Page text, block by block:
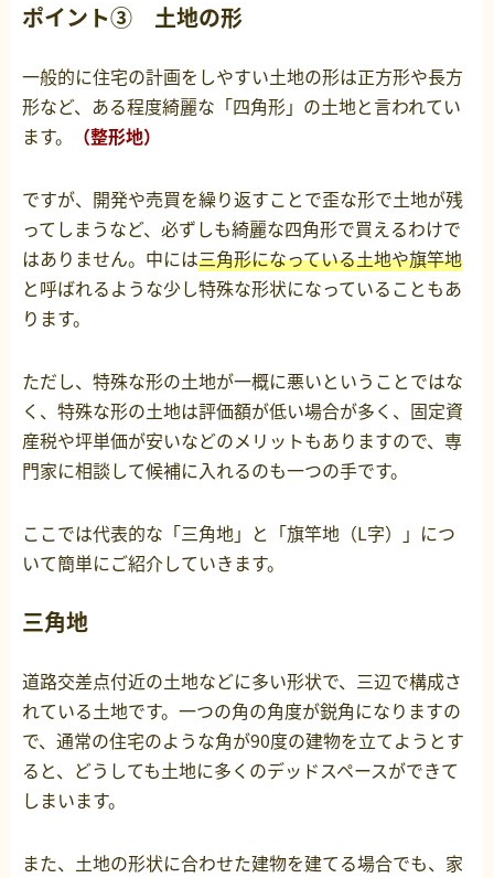
ポイント③ 土地の形
一般的に住宅の計画をしやすい土地の形は正方形や長方
形など、ある程度綺麗な「四角形」の土地と言われてい
ます。
（整形地）
ですが、開発や売買を繰り返すことで歪な形で土地が残
ってしまうなど、必ずしも綺麗な四角形で買えるわけで
はありません。中には三角形になっている土地や旗竿地
と呼ばれるような少し特殊な形状になっていることもあ
ります。
ただし、特殊な形の土地が一概に悪いということではな
く、特殊な形の土地は評価額が低い場合が多く、固定資
産税や坪単価が安いなどのメリットもありますので、専
門家に相談して候補に入れるのも一つの手です。
ここでは代表的な「三角地」と「旗竿地（L字）」につ
いて簡単にご紹介していきます。
三角地
道路交差点付近の土地などに多い形状で、三辺で構成さ
れている土地です。一つの角の角度が鋭角になりますの
で、通常の住宅のような角が90度の建物を立てようとす
ると、どうしても土地に多くのデッドスペースができて
しまいます。
また、土地の形状に合わせた建物を建てる場合でも、家